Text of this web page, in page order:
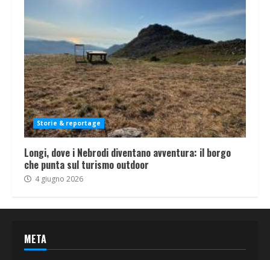
Storie & reportage
Longi, dove i Nebrodi diventano avventura: il borgo
che punta sul turismo outdoor
4 giugno 2026
META